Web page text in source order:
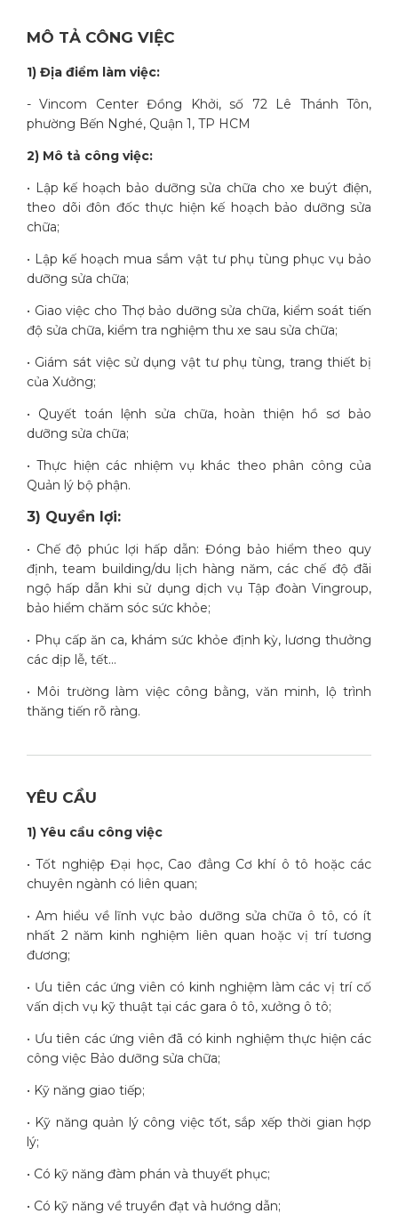
MÔ TẢ CÔNG VIỆC
1) Địa điểm làm việc:
- Vincom Center Đồng Khởi, số 72 Lê Thánh Tôn,
phường Bến Nghé, Quận 1, TP HCM
2) Mô tả công việc:
• Lập kế hoạch bảo dưỡng sửa chữa cho xe buýt điện,
theo dõi đôn đốc thực hiện kế hoạch bảo dưỡng sửa
chữa;
• Lập kế hoạch mua sắm vật tư phụ tùng phục vụ bảo
dưỡng sửa chữa;
• Giao việc cho Thợ bảo dưỡng sửa chữa, kiểm soát tiến
độ sửa chữa, kiểm tra nghiệm thu xe sau sửa chữa;
• Giám sát việc sử dụng vật tư phụ tùng, trang thiết bị
của Xưởng;
• Quyết toán lệnh sửa chữa, hoàn thiện hồ sơ bảo
dưỡng sửa chữa;
• Thực hiện các nhiệm vụ khác theo phân công của
Quản lý bộ phận.
3) Quyền lợi:
• Chế độ phúc lợi hấp dẫn: Đóng bảo hiểm theo quy
định, team building/du lịch hàng năm, các chế độ đãi
ngộ hấp dẫn khi sử dụng dịch vụ Tập đoàn Vingroup,
bảo hiểm chăm sóc sức khỏe;
• Phụ cấp ăn ca, khám sức khỏe định kỳ, lương thưởng
các dịp lễ, tết…
• Môi trường làm việc công bằng, văn minh, lộ trình
thăng tiến rõ ràng.
YÊU CẦU
1) Yêu cầu công việc
• Tốt nghiệp Đại học, Cao đẳng Cơ khí ô tô hoặc các
chuyên ngành có liên quan;
• Am hiểu về lĩnh vực bảo dưỡng sửa chữa ô tô, có ít
nhất 2 năm kinh nghiệm liên quan hoặc vị trí tương
đương;
• Ưu tiên các ứng viên có kinh nghiệm làm các vị trí cố
vấn dịch vụ kỹ thuật tại các gara ô tô, xưởng ô tô;
• Ưu tiên các ứng viên đã có kinh nghiệm thực hiện các
công việc Bảo dưỡng sửa chữa;
• Kỹ năng giao tiếp;
• Kỹ năng quản lý công việc tốt, sắp xếp thời gian hợp
lý;
• Có kỹ năng đàm phán và thuyết phục;
• Có kỹ năng về truyền đạt và hướng dẫn;